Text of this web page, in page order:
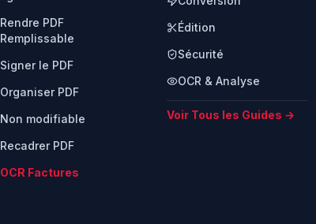
Rendre PDF
Remplissable
Signer le PDF
Organiser PDF
Non modifiable
Recadrer PDF
OCR Factures
Édition
Sécurité
OCR & Analyse
Voir Tous les Guides →